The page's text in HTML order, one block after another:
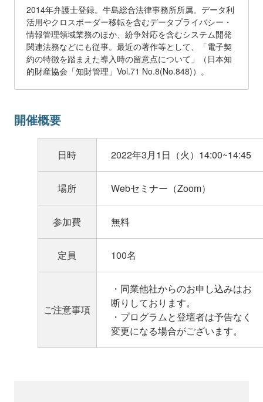
2014年弁護士登録。牛島総合法律事務所所属。データ利
活用やクロスボーダー移転を含むデータプライバシー・
情報管理領域業務のほか、紛争対応を含むシステム開発
関連法務などにも従事。最近の著作等として、「電子契
約の特徴を踏まえた導入時の留意点について」（日本知
的財産協会「知財管理」Vol.71 No.8(No.848)）。
開催概要
日時 2022年3月1日（火）14:00~14:45
場所 Webセミナー（Zoom）
参加費 無料
定員 100名
ご注意事項
・同業他社からのお申し込みはお
断りしております。
・プログラムと登壇者は予告なく
変更になる場合がございます。